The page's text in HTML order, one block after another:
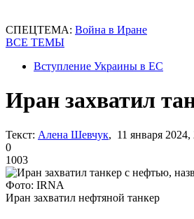
СПЕЦТЕМА: Война в Иране
ВСЕ ТЕМЫ
Вступление Украины в ЕС
Иран захватил
Текст: Алена Шевчук, 11 января 2024,
0
1003
Фото: IRNA
Иран захватил нефтяной танкер